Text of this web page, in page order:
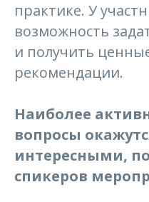
практике. У
возможность
и получить
рекомендации.
Наиболее
вопросы
интересными,
спикеров